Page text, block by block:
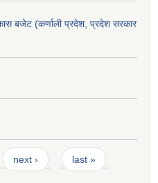
बजेट (कर्णाली प्रदेश, प्रदेश सरकार
next › last »